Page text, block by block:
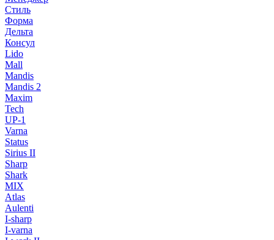
Стиль
Форма
Дельта
Консул
Lido
Mall
Mandis
Mandis 2
Maxim
Tech
UP-1
Varna
Status
Sirius II
Sharp
Shark
MIX
Atlas
Aulenti
I-sharp
I-varna